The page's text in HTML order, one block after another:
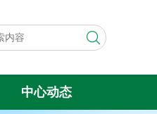
中心动态